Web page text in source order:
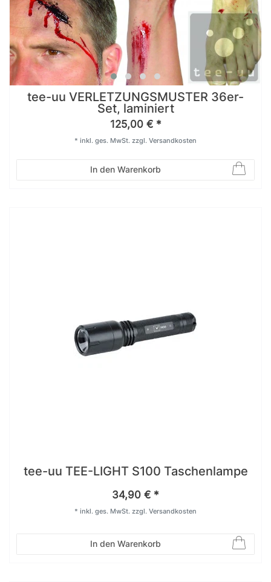
tee-uu VERLETZUNGSMUSTER 36er-
Set, laminiert
125,00 € *
In den Warenkorb
* inkl. ges. MwSt. zzgl. Versandkosten
tee-uu TEE-LIGHT S100 Taschenlampe
34,90 € *
In den Warenkorb
* inkl. ges. MwSt. zzgl. Versandkosten